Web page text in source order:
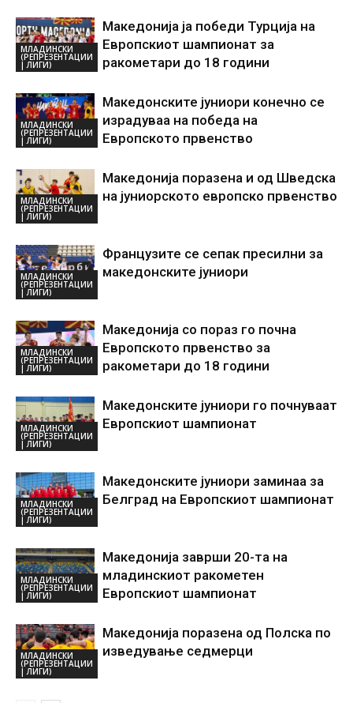
МЛАДИНСКИ
(РЕПРЕЗЕНТАЦИИ
| ЛИГИ)
Македонија ја победи Турција на
Европскиот шампионат за
ракометари до 18 години
МЛАДИНСКИ
(РЕПРЕЗЕНТАЦИИ
| ЛИГИ)
Македонските јуниори конечно се
израдуваа на победа на
Европското првенство
МЛАДИНСКИ
(РЕПРЕЗЕНТАЦИИ
| ЛИГИ)
Македонија поразена и од Шведска
на јуниорското европско првенство
МЛАДИНСКИ
(РЕПРЕЗЕНТАЦИИ
| ЛИГИ)
Французите се сепак пресилни за
македонските јуниори
МЛАДИНСКИ
(РЕПРЕЗЕНТАЦИИ
| ЛИГИ)
Македонија со пораз го почна
Европското првенство за
ракометари до 18 години
МЛАДИНСКИ
(РЕПРЕЗЕНТАЦИИ
| ЛИГИ)
Mакедонските јуниори го почнуваат
Европскиот шампионат
МЛАДИНСКИ
(РЕПРЕЗЕНТАЦИИ
| ЛИГИ)
Македонските јуниори заминаа за
Белград на Европскиот шампионат
МЛАДИНСКИ
(РЕПРЕЗЕНТАЦИИ
| ЛИГИ)
Македонија заврши 20-та на
младинскиот ракометен
Европскиот шампионат
МЛАДИНСКИ
(РЕПРЕЗЕНТАЦИИ
| ЛИГИ)
Македонија поразена од Полска по
изведување седмерци